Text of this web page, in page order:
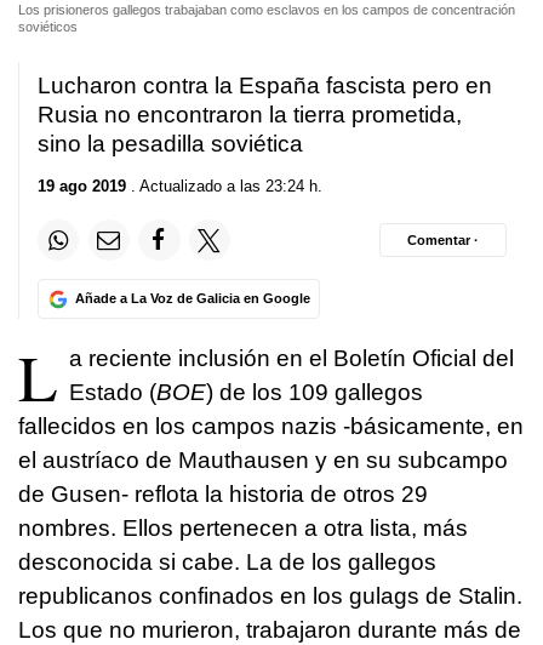
Los prisioneros gallegos trabajaban como esclavos en los campos de concentración
soviéticos
Lucharon contra la España fascista pero en
Rusia no encontraron la tierra prometida,
sino la pesadilla soviética
19 ago 2019 . Actualizado a las 23:24 h.
Añade a La Voz de Galicia en Google
Comentar ·
L a reciente inclusión en el Boletín Oficial del
Estado (BOE) de los 109 gallegos
fallecidos en los campos nazis -básicamente, en
el austríaco de Mauthausen y en su subcampo
de Gusen- reflota la historia de otros 29
nombres. Ellos pertenecen a otra lista, más
desconocida si cabe. La de los gallegos
republicanos confinados en los gulags de Stalin.
Los que no murieron, trabajaron durante más de